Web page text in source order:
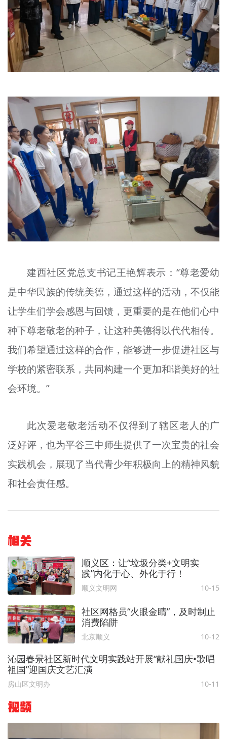
建西社区党总支书记王艳辉表示：“尊老爱幼
是中华民族的传统美德，通过这样的活动，不仅能
让学生们学会感恩与回馈，更重要的是在他们心中
种下尊老敬老的种子，让这种美德得以代代相传。
我们希望通过这样的合作，能够进一步促进社区与
学校的紧密联系，共同构建一个更加和谐美好的社
会环境。”
此次爱老敬老活动不仅得到了辖区老人的广
泛好评，也为平谷三中师生提供了一次宝贵的社会
实践机会，展现了当代青少年积极向上的精神风貌
和社会责任感。
相关
顺义区：让“垃圾分类+文明实
践”内化于心、外化于行！
顺义文明网 10-15
社区网格员“火眼金睛”，及时制止
消费陷阱
北京顺义 10-12
沁园春景社区新时代文明实践站开展“献礼国庆•歌唱
祖国”迎国庆文艺汇演
房山区文明办 10-11
视频